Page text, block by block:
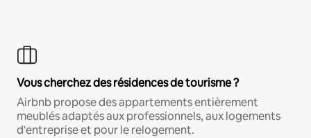
Vous cherchez des résidences de tourisme ?
Airbnb propose des appartements entièrement
meublés adaptés aux professionnels, aux logements
d'entreprise et pour le relogement.